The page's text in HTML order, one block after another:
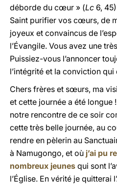
déborde du cœur » (Lc 6,
Saint purifier vos cœurs, de
joyeux et convaincus de
l’Évangile. Vous avez une
Puissiez-vous l’annoncer
l’intégrité et la conviction
Chers frères et sœurs, ma
et cette journée a été longue
notre rencontre de ce soir
cette très belle journée, au
rendre en pèlerin au
à Namugongo, et où j’ai pu
nombreux jeunes qui sont
l’Église. En vérité je quitterai